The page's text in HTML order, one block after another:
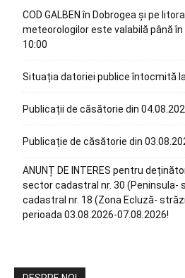
COD GALBEN în Dobrogea și pe
meteorologilor este valabilă până
10:00
Situația datoriei publice întocmită
Publicații de căsătorie din
Publicație de căsătorie din
ANUNȚ DE INTERES pentru
sector cadastral nr. 30 (Peninsula-
cadastral nr. 18 (Zona Ecluză-
perioada 03.08.2026-07.08.2026!